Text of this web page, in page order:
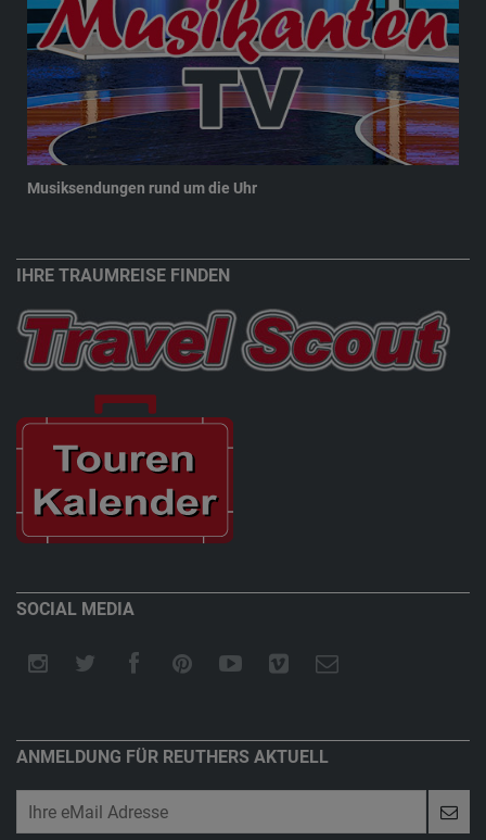
Musiksendungen rund um die Uhr
IHRE TRAUMREISE FINDEN
SOCIAL MEDIA
ANMELDUNG FÜR REUTHERS AKTUELL